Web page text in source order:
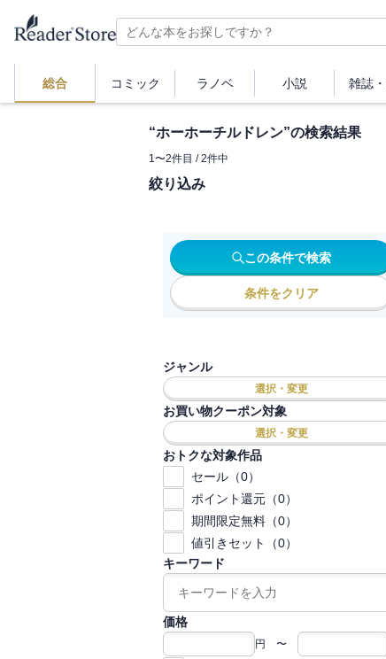
総合 コミック ラノベ 小説 雑誌・
“ホーホーチルドレン”の検索結果
1〜2件目 / 2件中
絞り込み
この条件で検索
条件をクリア
ジャンル
選択・変更
お買い物クーポン対象
選択・変更
おトクな対象作品
セール（0）
ポイント還元（0）
期間限定無料（0）
値引きセット（0）
キーワード
価格
円 〜